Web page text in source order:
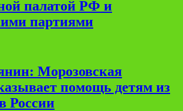
палатой РФ и
партиями
Морозовская
помощь детям из
России